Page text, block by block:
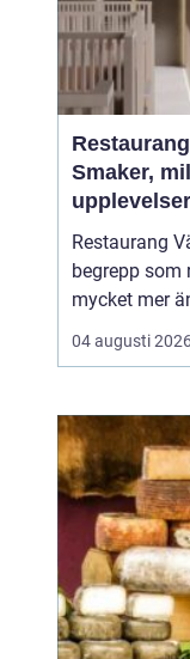
Smaker,
minnas
Restaurang
begrepp som
mycket mer
plats att äta
värdskap
till en
där varje
04 augusti